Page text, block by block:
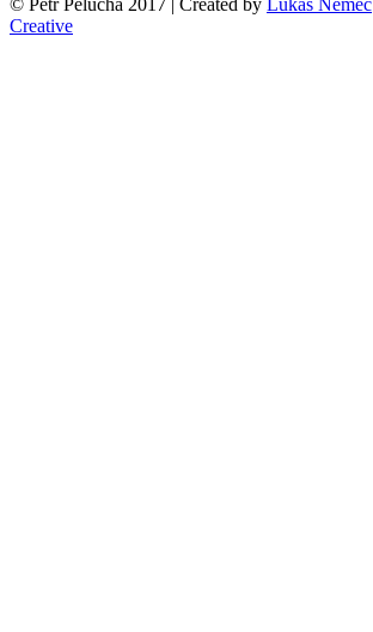
© Petr Pelucha 2017 | Created by Lukáš Němec
Creative